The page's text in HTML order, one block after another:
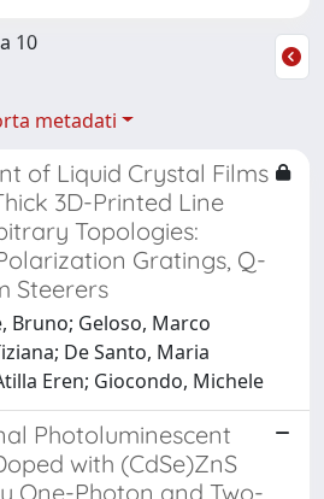
10
metadati
of Liquid Crystal Films
3D-Printed Line
Topologies:
Gratings, Q-
Steerers
Bruno; Geloso, Marco
De Santo, Maria
Eren; Giocondo, Michele
Photoluminescent
with (CdSe)ZnS
One-Photon and Two-